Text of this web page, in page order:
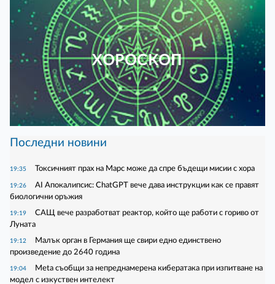
ХОРОСКОП
Последни новини
19:35 Токсичният прах на Марс може да спре бъдещи мисии с хора
19:26
AI Апокалипсис: ChatGPT вече дава инструкции как се правят
биологични оръжия
19:19
САЩ вече разработват реактор, който ще работи с гориво от
Луната
19:12
Малък орган в Германия ще свири едно единствено
произведение до 2640 година
19:04
Meta съобщи за непреднамерена кибератака при изпитване на
модел с изкуствен интелект